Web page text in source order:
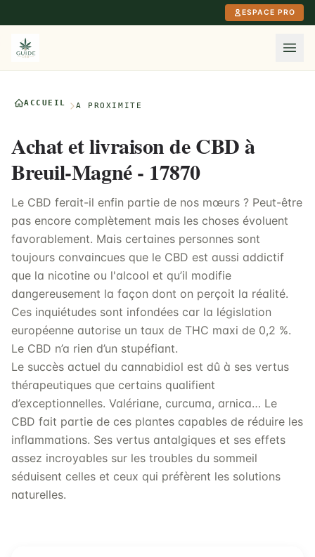
ESPACE PRO
ACCUEIL À PROXIMITÉ
Achat et livraison de CBD à
Breuil-Magné - 17870
Le CBD ferait-il enfin partie de nos mœurs ? Peut-être
pas encore complètement mais les choses évoluent
favorablement. Mais certaines personnes sont
toujours convaincues que le CBD est aussi addictif
que la nicotine ou l'alcool et qu’il modifie
dangereusement la façon dont on perçoit la réalité.
Ces inquiétudes sont infondées car la législation
européenne autorise un taux de THC maxi de 0,2 %.
Le CBD n’a rien d’un stupéfiant.
Le succès actuel du cannabidiol est dû à ses vertus
thérapeutiques que certains qualifient
d’exceptionnelles. Valériane, curcuma, arnica… Le
CBD fait partie de ces plantes capables de réduire les
inflammations. Ses vertus antalgiques et ses effets
assez incroyables sur les troubles du sommeil
séduisent celles et ceux qui préfèrent les solutions
naturelles.